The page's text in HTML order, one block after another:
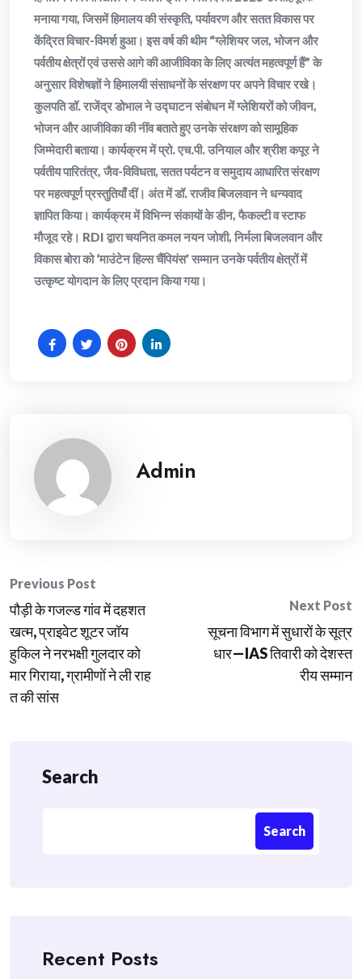
मनाया गया, जिसमें हिमालय की संस्कृति, पर्यावरण और सतत विकास पर
केंद्रित विचार-विमर्श हुआ। इस वर्ष की थीम “ग्लेशियर जल, भोजन और
पर्वतीय क्षेत्रों एवं उससे आगे की आजीविका के लिए अत्यंत महत्वपूर्ण हैं” के
अनुसार विशेषज्ञों ने हिमालयी संसाधनों के संरक्षण पर अपने विचार रखे।
कुलपति डॉ. राजेंद्र डोभाल ने उद्घाटन संबोधन में ग्लेशियरों को जीवन,
भोजन और आजीविका की नींव बताते हुए उनके संरक्षण को सामूहिक
जिम्मेदारी बताया। कार्यक्रम में प्रो. एच.पी. उनियाल और श्रीश कपूर ने
पर्वतीय पारितंत्र, जैव-विविधता, सतत पर्यटन व समुदाय आधारित संरक्षण
पर महत्वपूर्ण प्रस्तुतियाँ दीं। अंत में डॉ. राजीव बिजलवान ने धन्यवाद
ज्ञापित किया। कार्यक्रम में विभिन्न संकायों के डीन, फैकल्टी व स्टाफ
मौजूद रहे। RDI द्वारा चयनित कमल नयन जोशी, निर्मला बिजलवान और
विकास बोरा को ‘माउंटेन हिल्स चैंपियंस’ सम्मान उनके पर्वतीय क्षेत्रों में
उत्कृष्ट योगदान के लिए प्रदान किया गया।
Admin
Post
navigation
Previous Post
पौड़ी के गजल्ड गांव में दहशत
खत्म, प्राइवेट शूटर जॉय
हुकिल ने नरभक्षी गुलदार को
मार गिराया, ग्रामीणों ने ली राह
त की सांस
Next Post
सूचना विभाग में सुधारों के सूत्र
धार—IAS तिवारी को देशस्त
रीय सम्मान
Search
Search
Recent Posts